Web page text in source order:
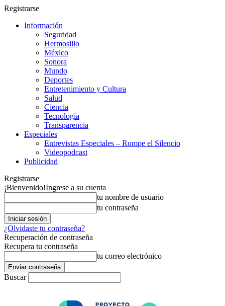
Registrarse
Información
Seguridad
Hermosillo
México
Sonora
Mundo
Deportes
Entretenimiento y Cultura
Salud
Ciencia
Tecnología
Transparencia
Especiales
Entrevistas Especiales – Rompe el Silencio
Videopodcast
Publicidad
Registrarse
¡Bienvenido!Ingrese a su cuenta
tu nombre de usuario
tu contraseña
¿Olvidaste tu contraseña?
Recuperación de contraseña
Recupera tu contraseña
tu correo electrónico
Buscar